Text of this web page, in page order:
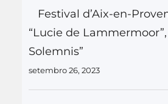
Festival d’Aix-en-
“Lucie de Lammermoor”,
Solemnis”
setembro 26, 2023